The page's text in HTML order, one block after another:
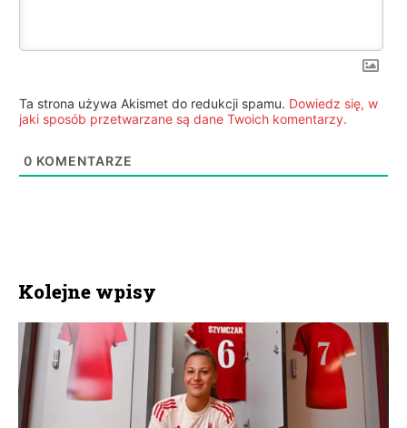
Ta strona używa Akismet do redukcji spamu. Dowiedz się, w
jaki sposób przetwarzane są dane Twoich komentarzy.
0 KOMENTARZE
Kolejne wpisy